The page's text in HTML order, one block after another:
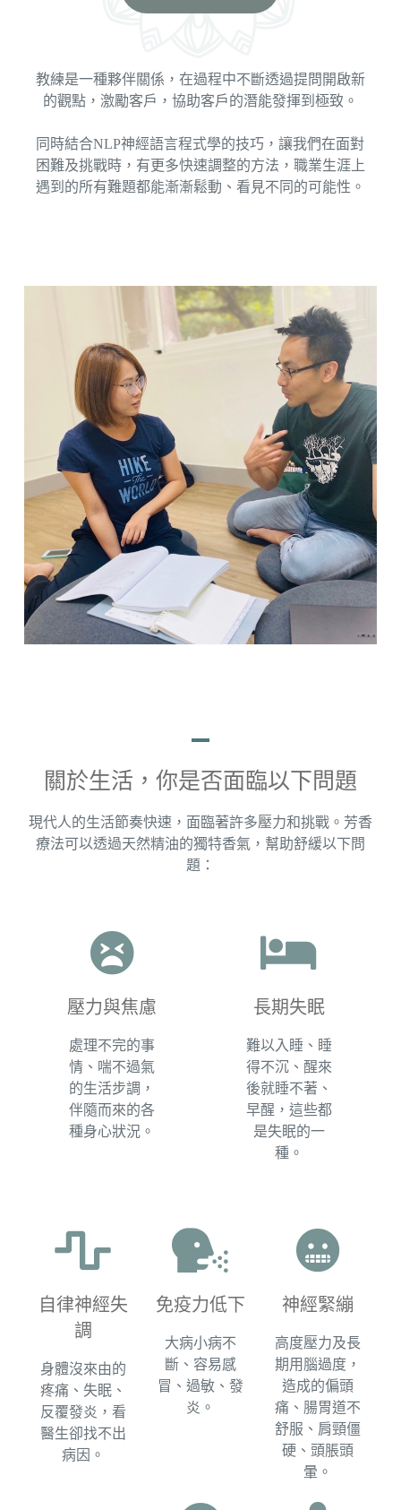
教練是一種夥伴關係，在過程中不斷透過提問開啟新
的觀點，激勵客戶，協助客戶的潛能發揮到極致。
同時結合NLP神經語言程式學的技巧，讓我們在面對
困難及挑戰時，有更多快速調整的方法，職業生涯上
遇到的所有難題都能漸漸鬆動、看見不同的可能性。
關於生活，你是否面臨以下問題
現代人的生活節奏快速，面臨著許多壓力和挑戰。芳香
療法可以透過天然精油的獨特香氣，幫助舒緩以下問
題：
壓力與焦慮​
處理不完的事
情、喘不過氣
的生活步調，
伴隨而來的各
種身心狀況。​
長期失眠
難以入睡、睡
得不沉、醒來
後就睡不著、
早醒，這些都
是失眠的一
種。
自律神經失
調​
身體沒來由的
疼痛、失眠、
反覆發炎，看
醫生卻找不出
病因。​
免疫力低下​
大病小病不
斷、容易感
冒、過敏、發
炎。
神經緊繃​
高度壓力及長
期用腦過度，
造成的偏頭
痛、腸胃道不
舒服、肩頸僵
硬、頭脹頭
暈。